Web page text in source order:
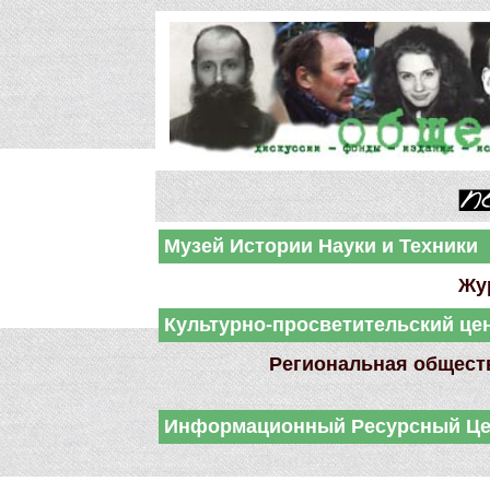
Музей Истории Науки и Техники
Культурно-просветительский
Региональная
Информационный Ресурсный